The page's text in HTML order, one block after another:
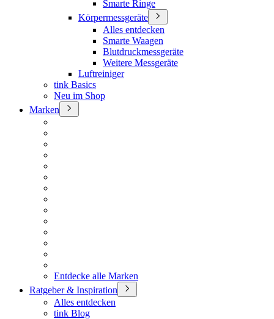
Smarte Ringe
Körpermessgeräte
Alles entdecken
Smarte Waagen
Blutdruckmessgeräte
Weitere Messgeräte
Luftreiniger
tink Basics
Neu im Shop
Marken
Entdecke alle Marken
Ratgeber & Inspiration
Alles entdecken
tink Blog